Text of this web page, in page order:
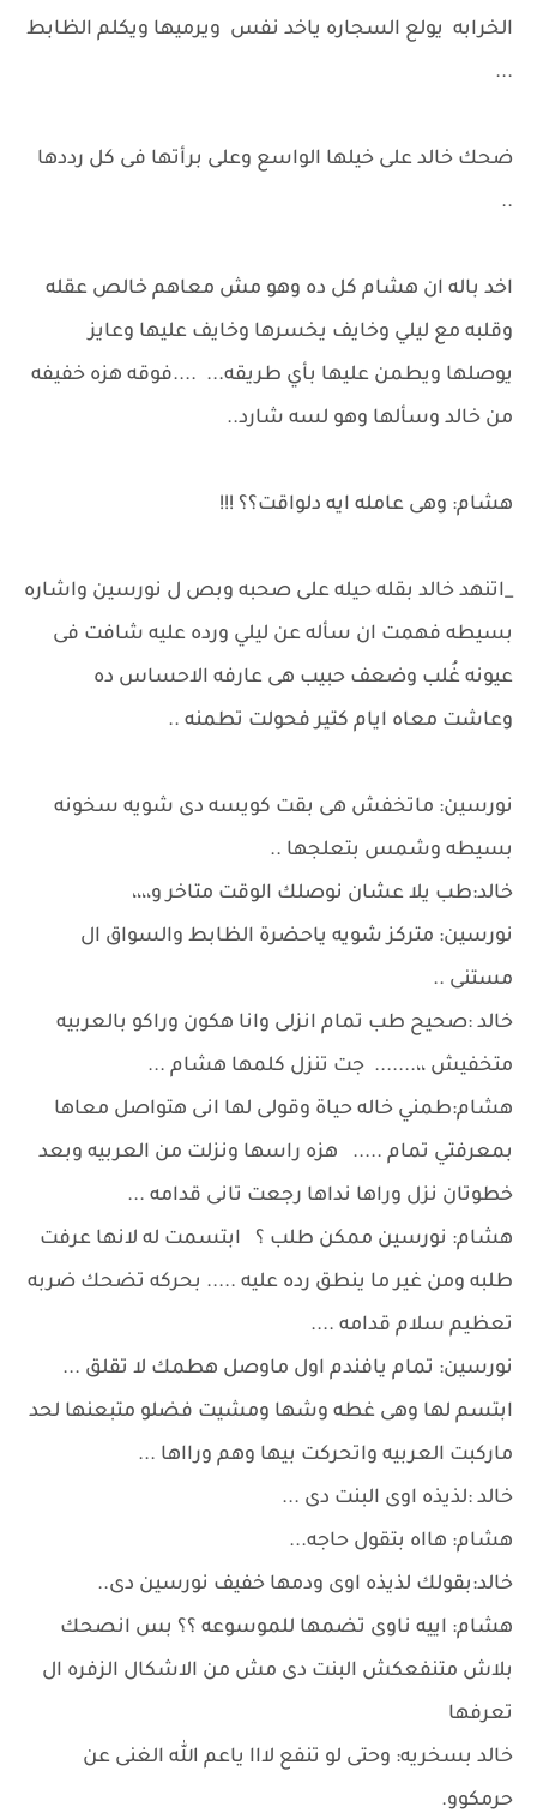
الخرابه يولع السجاره ياخد نفس ويرميها ويكلم الظابط
...
ضحك خالد على خيلها الواسع وعلى برأتها فى كل رددها
..
اخد باله ان هشام كل ده وهو مش معاهم خالص عقله
وقلبه مع ليلي وخايف يخسرها وخايف عليها وعايز
يوصلها ويطمن عليها بأي طريقه... ....فوقه هزه خفيفه
من خالد وسألها وهو لسه شارد..
هشام: وهى عامله ايه دلواقت؟؟ !!!
_اتنهد خالد بقله حيله على صحبه وبص ل نورسين واشاره
بسيطه فهمت ان سأله عن ليلي ورده عليه شافت فى
عيونه غُلب وضعف حبيب هى عارفه الاحساس ده
وعاشت معاه ايام كتير فحولت تطمنه ..
نورسين: ماتخفش هى بقت كويسه دى شويه سخونه
بسيطه وشمس بتعلجها ..
خالد:طب يلا عشان نوصلك الوقت متاخر و،،،،
نورسين: متركز شويه ياحضرة الظابط والسواق ال
مستنى ..
خالد :صحيح طب تمام انزلى وانا هكون وراكو بالعربيه
متخفيش ،،....... جت تنزل كلمها هشام ...
هشام:طمني خاله حياة وقولى لها انى هتواصل معاها
بمعرفتي تمام ..... هزه راسها ونزلت من العربيه وبعد
خطوتان نزل وراها نداها رجعت تانى قدامه ...
هشام: نورسين ممكن طلب ؟ ابتسمت له لانها عرفت
طلبه ومن غير ما ينطق رده عليه ..... بحركه تضحك ضربه
تعظيم سلام قدامه ....
نورسين: تمام يافندم اول ماوصل هطمك لا تقلق ...
ابتسم لها وهى غطه وشها ومشيت فضلو متبعنها لحد
ماركبت العربيه واتحركت بيها وهم ورااها ...
خالد :لذيذه اوى البنت دى ...
هشام: هااه بتقول حاجه...
خالد:بقولك لذيذه اوى ودمها خفيف نورسين دى..
هشام: اييه ناوى تضمها للموسوعه ؟؟ بس انصحك
بلاش متنفعكش البنت دى مش من الاشكال الزفره ال
تعرفها
خالد بسخريه: وحتى لو تنفع لااا ياعم الله الغنى عن
حرمكوو.